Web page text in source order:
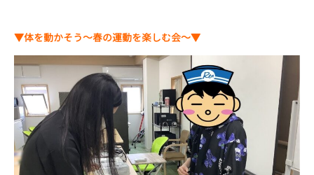
▼体を動かそう～春の運動を楽しむ会～▼